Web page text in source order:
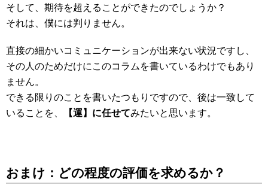
そして、期待を超えることができたのでしょうか？
それは、僕には判りません。
直接の細かいコミュニケーションが出来ない状況ですし、
その人のためだけにこのコラムを書いているわけでもあり
ません。
できる限りのことを書いたつもりですので、後は一致して
いることを、
【運】に任せてみたいと思います。
おまけ：どの程度の評価を求めるか？